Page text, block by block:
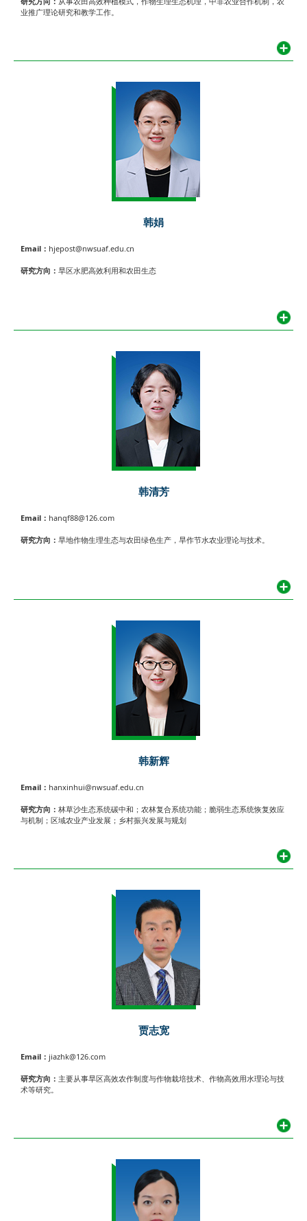
业推广理论研究和教学工作。
韩娟
Email： hjepost@nwsuaf.edu.cn
研究方向： 旱区水肥高效利用和农田生态
韩清芳
Email： hanqf88@126.com
研究方向： 旱地作物生理生态与农田绿色生产，旱作节水农业理论与技术。
韩新辉
Email： hanxinhui@nwsuaf.edu.cn
研究方向： 林草沙生态系统碳中和；农林复合系统功能；脆弱生态系统恢复效应
与机制；区域农业产业发展；乡村振兴发展与规划
贾志宽
Email： jiazhk@126.com
研究方向： 主要从事旱区高效农作制度与作物栽培技术、作物高效用水理论与技
术等研究。